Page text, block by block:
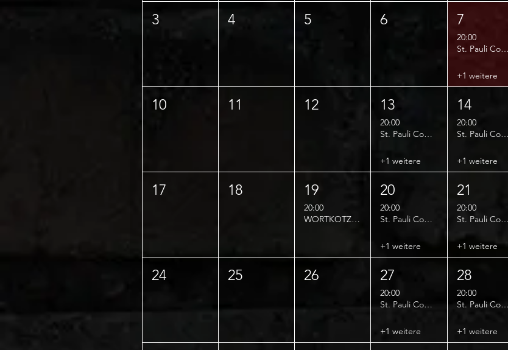
3 4 5 6 7
20:00
St. Pauli Comedy Club
+1 weitere
10 11 12 13
20:00
St. Pauli Comedy Club
+1 weitere
14
20:00
St. Pauli Comedy Club
+1 weitere
17 18 19
20:00
WORTKOTZE IMPRO
20
20:00
St. Pauli Comedy Club
+1 weitere
21
20:00
St. Pauli Comedy Club
+1 weitere
24 25 26 27
20:00
St. Pauli Comedy Club
+1 weitere
28
20:00
St. Pauli Comedy Club
+1 weitere